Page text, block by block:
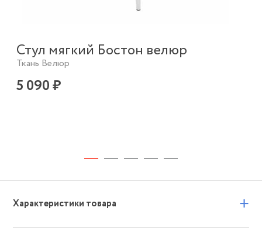
Стул мягкий Бостон велюр
Ткань Велюр
5 090 ₽
Характеристики товара +